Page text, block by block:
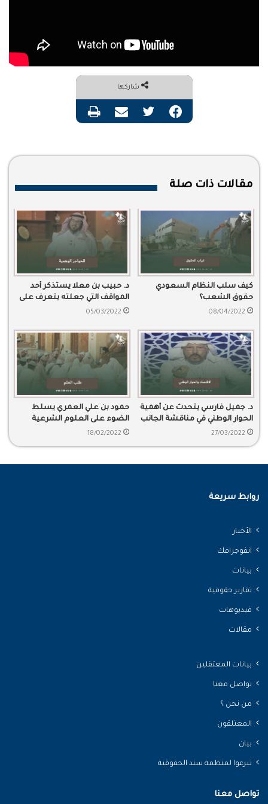
شاركها
فيسبوك تويتر مشاركة عبر البريد طباعة
مقالات ذات صلة
كيف سلب النظام السعودي
حقوق الشعب؟
08/04/2022
د. حبيب بن معلا يستذكر أحد
المواقف التي جعلته يتعرف على
الحواجز الوهمية التي يتوقف
05/03/2022
د. جميل فارسي يتحدث عن أهمية
الحوار الوطني في مناقشة الجانب
الاقتصادي للبلد
27/03/2022
حمود بن علي العمري يسلط
الضوء على العلوم الشرعية
والعلوم الآخرة
18/02/2022
روابط سريعة
الأخبار
انفوجرافك
بيانات
تقارير حقوقية
فيديوهات
مقالات
بيانات المعتقلين
تواصل معنا
من نحن ؟
المعتلقون
بيان
تبرعوا لمنظمة سند الحقوقية
تواصل معنا